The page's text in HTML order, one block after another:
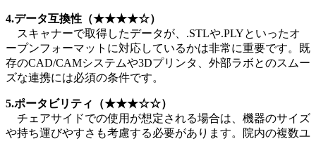
4.データ互換性（★★★★☆）
スキャナーで取得したデータが、.STLや.PLYといったオ
ープンフォーマットに対応しているかは非常に重要です。既
存のCAD/CAMシステムや3Dプリンタ、外部ラボとのスムー
ズな連携には必須の条件です。
5.ポータビリティ（★★★☆☆）
チェアサイドでの使用が想定される場合は、機器のサイズ
や持ち運びやすさも考慮する必要があります。院内の複数ユ